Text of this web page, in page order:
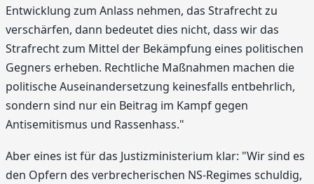
Entwicklung zum Anlass nehmen, das Strafrecht zu
verschärfen, dann bedeutet dies nicht, dass wir das
Strafrecht zum Mittel der Bekämpfung eines politischen
Gegners erheben. Rechtliche Maßnahmen machen die
politische Auseinandersetzung keinesfalls entbehrlich,
sondern sind nur ein Beitrag im Kampf gegen
Antisemitismus und Rassenhass."
Aber eines ist für das Justizministerium klar: "Wir sind es
den Opfern des verbrecherischen NS-Regimes schuldig,